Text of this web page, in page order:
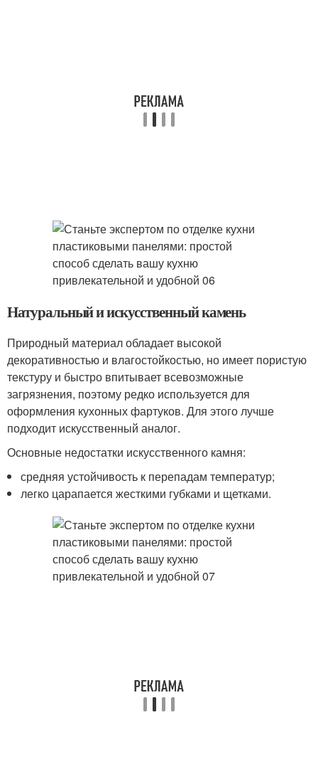
Натуральный и искусственный камень
Природный материал обладает высокой
декоративностью и влагостойкостью, но имеет пористую
текстуру и быстро впитывает всевозможные
загрязнения, поэтому редко используется для
оформления кухонных фартуков. Для этого лучше
подходит искусственный аналог.
Основные недостатки искусственного камня:
средняя устойчивость к перепадам температур;
легко царапается жесткими губками и щетками.